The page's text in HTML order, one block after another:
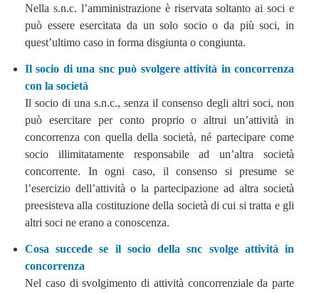
Nella s.n.c. l’amministrazione è riservata soltanto ai soci e
può essere esercitata da un solo socio o da più soci, in
quest’ultimo caso in forma disgiunta o congiunta.
Il socio di una snc può svolgere attività in concorrenza
con la società
Il socio di una s.n.c., senza il consenso degli altri soci, non
può esercitare per conto proprio o altrui un’attività in
concorrenza con quella della società, né partecipare come
socio illimitatamente responsabile ad un’altra società
concorrente. In ogni caso, il consenso si presume se
l’esercizio dell’attività o la partecipazione ad altra società
preesisteva alla costituzione della società di cui si tratta e gli
altri soci ne erano a conoscenza.
Cosa succede se il socio della snc svolge attività in
concorrenza
Nel caso di svolgimento di attività concorrenziale da parte